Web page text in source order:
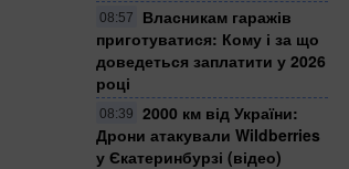
08:57
Власникам гаражів
приготуватися: Кому і за що
доведеться заплатити у 2026
році
08:39
2000 км від України:
Дрони атакували Wildberries
у Єкатеринбурзі (відео)